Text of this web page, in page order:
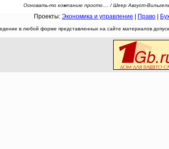
Основать-то компанию просто.... / Шеер Август-
Проекты: Экономика и управление Право
в любой форме представленных на сайте материалов